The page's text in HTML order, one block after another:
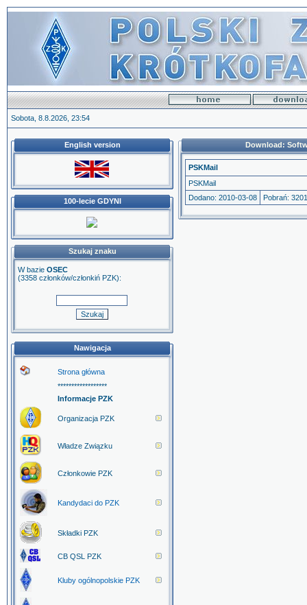
Sobota, 8.8.2026, 23:54
English version
100-lecie GDYNI
Szukaj znaku
W bazie OSEC
(3358 członków/członkiń PZK):
Nawigacja
Strona główna
******************
Informacje PZK
Organizacja PZK
Władze Związku
Członkowie PZK
Kandydaci do PZK
Składki PZK
CB QSL PZK
Kluby ogólnopolskie PZK
Download:
PSKMail
PSKMail
Dodano: 2010-03-08
Pobrań: 3201